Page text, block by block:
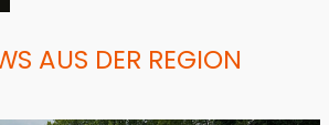
AUS DER REGION